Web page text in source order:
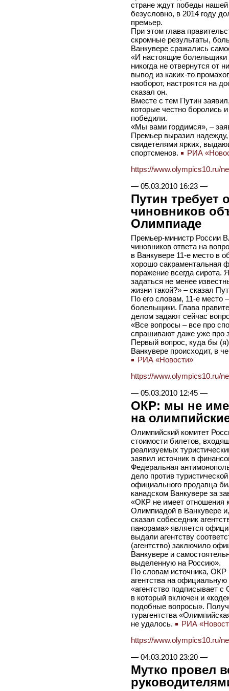
стране ждут победы
безусловно, в 2014 году
премьер.
При этом глава
скромные результаты,
Ванкувере сражались
«И настоящие болельщики
никогда не отвернутся от
вывод из каких-то
наоборот, настроятся на
сказал он.
Вместе с тем Путин
которые честно боролись
победили.
«Мы вами гордимся», –
Премьер выразил
свидетелями ярких,
спортсменов.
РИА
https://www.olympics10.ru/
— 05.03.2010 16:23—
Путин требует
чиновников
Олимпиаде
Премьер-министр России
чиновников ответа на
в Ванкувере 11-е место в
хорошо сакраментальная
поражение всегда сирота.
задаться не менее
жизни такой?» – сказал
По его словам, 11-е место
болельщики. Глава
делом задают сейчас
«Все вопросы – все про
спрашивают даже уже про
Первый вопрос, куда бы
Ванкувере происходит, в
РИА «Новости»
https://www.olympics10.ru/
— 05.03.2010 12:45—
ОКР: мы не
на
Олимпийский комитет
стоимости билетов,
реализуемых
заявил источник в
Федеральная
дело против
официального продавца
канадском Ванкувере за
«ОКР не имеет отношения
Олимпиадой в Ванкувере
сказал собеседник
панорама» является
выдали агентству
(агентство) заключило
Ванкувере и
выделенную на Россию».
По словам источника, ОКР
агентства на
«агентство подписывает
в который включен и
подобные вопросы».
турагентства
не удалось.
РИА
https://www.olympics10.ru/
— 04.03.2010 23:20—
Мутко провел